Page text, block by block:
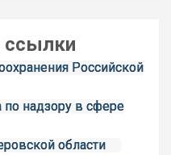
Российской
надзору в сфере
области